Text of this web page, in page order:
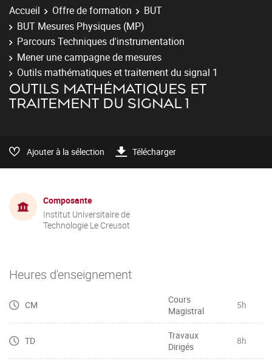
Accueil Offre de formation
BUT
BUT Mesures Physiques (MP)
Parcours Techniques d'instrumentation
Mener une campagne de mesures
Outils mathématiques et traitement du signal 1
OUTILS MATHÉMATIQUES ET
TRAITEMENT DU SIGNAL 1
Ajouter à la sélection Télécharger
Composante
Institut Universitaire de
Technologie Le Creusot
Heures d'enseignement
CM
Cours
Magistral
5h
TD
Travaux
Dirigés
8h